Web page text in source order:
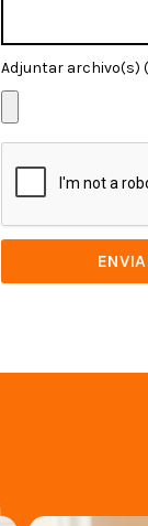
Adjuntar archivo(s)